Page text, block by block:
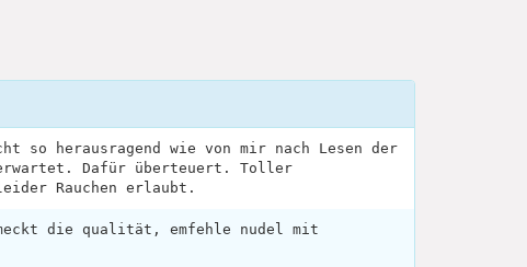
so herausragend wie von mir nach Lesen der
erwartet. Dafür überteuert. Toller
Rauchen erlaubt.
die qualität, emfehle nudel mit